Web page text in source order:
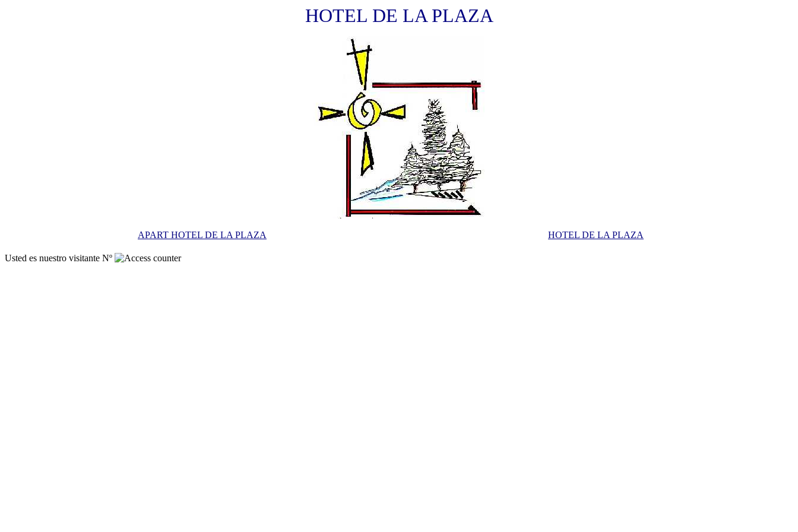
HOTEL DE LA PLAZA
APART HOTEL DE LA PLAZA HOTEL DE LA PLAZA
Usted es nuestro visitante Nº